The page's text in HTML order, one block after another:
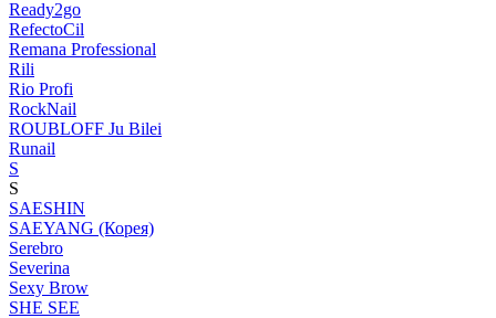
Ready2go
RefectoCil
Remana Professional
Rili
Rio Profi
RockNail
ROUBLOFF Ju Bilei
Runail
S
S
SAESHIN
SAEYANG (Корея)
Serebro
Severina
Sexy Brow
SHE SEE